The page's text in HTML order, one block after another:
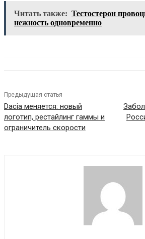
Читать также: Тестостерон
нежность одновременно
Предыдущая статья
Dacia меняется: новый
логотип, рестайлинг гаммы и
ограничитель скорости